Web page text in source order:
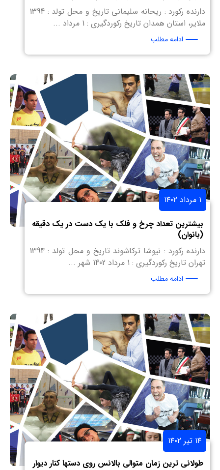
دارنده رکورد : ریحانه سلیمانی تاریخ و محل تولد : 1394
ملایر، استان همدان تاریخ رکوردگیری : 1 مرداد ...
ادامه مطلب
۱ مرداد ۱۴۰۲
بیشترین تعداد چرخ و فلک با یک دست در یک دقیقه
(بانوان)
دارنده رکورد : نیوشا ترکاشوند تاریخ و محل تولد : 1394
تهران تاریخ رکوردگیری : 1 مرداد 1402 شهر ...
ادامه مطلب
۱۴ تیر ۱۴۰۲
طولانی ترین زمان متوالی بالانس روی دستها کنار دیوار